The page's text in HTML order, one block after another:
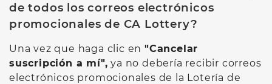
de todos los correos electrónicos
promocionales de CA Lottery?
Una vez que haga clic en "Cancelar
suscripción a mí", ya no debería recibir correos
electrónicos promocionales de la Lotería de